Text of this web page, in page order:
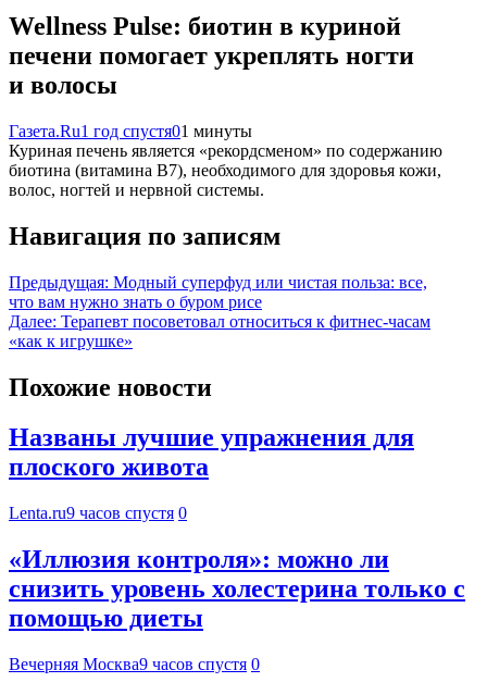
Wellness Pulse: биотин в куриной
печени помогает укреплять ногти
и волосы
Газета.Ru1 год спустя01 минуты
Куриная печень является «рекордсменом» по содержанию
биотина (витамина B7), необходимого для здоровья кожи,
волос, ногтей и нервной системы.
Навигация по записям
Предыдущая: Модный суперфуд или чистая польза: все,
что вам нужно знать о буром рисе
Далее: Терапевт посоветовал относиться к фитнес-часам
«как к игрушке»
Похожие новости
Названы лучшие упражнения для
плоского живота
Lenta.ru9 часов спустя 0
«Иллюзия контроля»: можно ли
снизить уровень холестерина только с
помощью диеты
Вечерняя Москва9 часов спустя 0